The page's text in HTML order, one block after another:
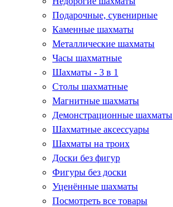
Подарочные, сувенирные
Каменные шахматы
Металлические шахматы
Часы шахматные
Шахматы - 3 в 1
Столы шахматные
Магнитные шахматы
Демонстрационные шахматы
Шахматные аксессуары
Шахматы на троих
Доски без фигур
Фигуры без доски
Уценённые шахматы
Посмотреть все товары